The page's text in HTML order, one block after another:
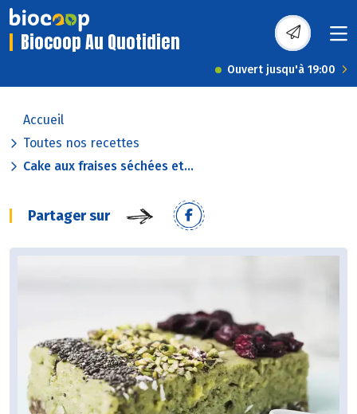
Biocoop Au Quotidien
Ouvert jusqu'à 19:00
Accueil
Toutes nos recettes
Cake aux fraises séchées et...
Partager sur